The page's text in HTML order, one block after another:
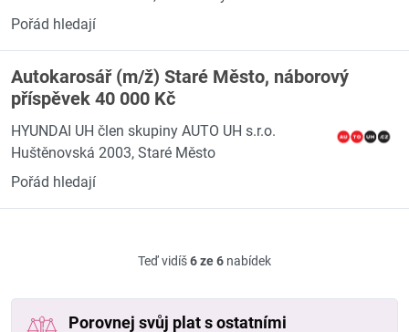
Pořád hledají
Autokarosář (m/ž) Staré Město, náborový
příspěvek 40 000 Kč
HYUNDAI UH člen skupiny AUTO UH s.r.o.
Huštěnovská 2003, Staré Město
Pořád hledají
Teď vidíš6 ze 6 nabídek
Porovnej svůj plat s ostatními